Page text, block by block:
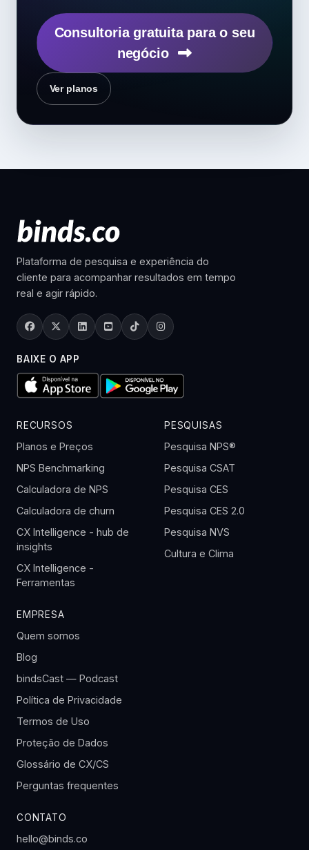
Consultoria gratuita para o seu
negócio
Ver planos
Plataforma de pesquisa e experiência do
cliente para acompanhar resultados em tempo
real e agir rápido.
BAIXE O APP
RECURSOS
Planos e Preços
NPS Benchmarking
Calculadora de NPS
Calculadora de churn
CX Intelligence - hub de
insights
CX Intelligence -
Ferramentas
PESQUISAS
Pesquisa NPS®
Pesquisa CSAT
Pesquisa CES
Pesquisa CES 2.0
Pesquisa NVS
Cultura e Clima
EMPRESA
Quem somos
Blog
bindsCast — Podcast
Política de Privacidade
Termos de Uso
Proteção de Dados
Glossário de CX/CS
Perguntas frequentes
CONTATO
hello@binds.co